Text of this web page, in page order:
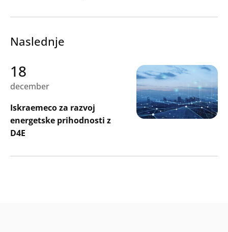
Naslednje
18
december
Iskraemeco za razvoj
energetske prihodnosti z
D4E